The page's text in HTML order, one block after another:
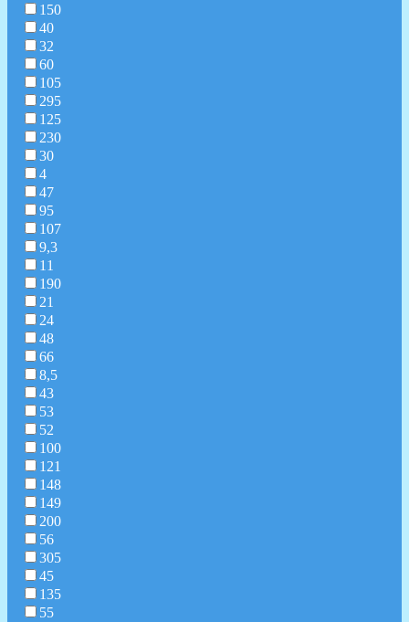
150
40
32
60
105
295
125
230
30
4
47
95
107
9,3
11
190
21
24
48
66
8,5
43
53
52
100
121
148
149
200
56
305
45
135
55